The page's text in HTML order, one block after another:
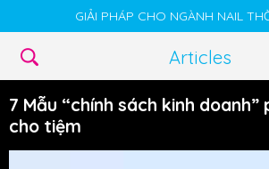
GIẢI PHÁP CHO NGÀNH NAIL
Articles
7 Mẫu “chính sách kinh doanh”
cho tiệm